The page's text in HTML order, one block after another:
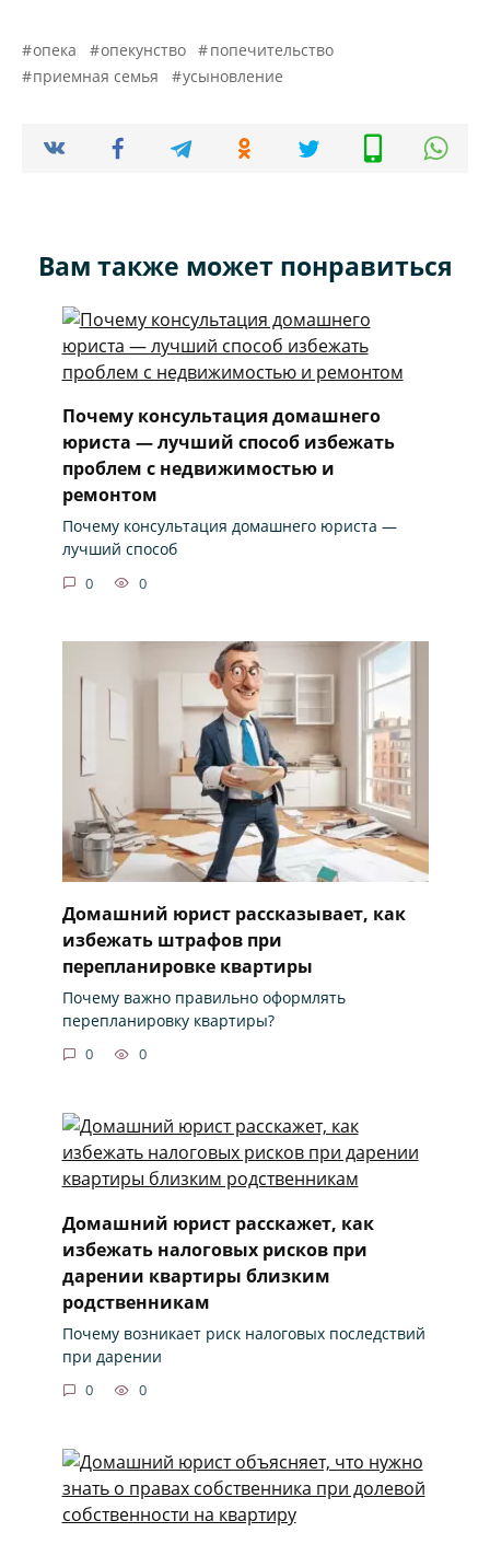
опека опекунство
попечительство
приемная семья
усыновление
Вам также может понравиться
Почему консультация домашнего
юриста — лучший способ избежать
проблем с недвижимостью и
ремонтом
Почему консультация домашнего юриста —
лучший способ
0 0
Домашний юрист рассказывает, как
избежать штрафов при
перепланировке квартиры
Почему важно правильно оформлять
перепланировку квартиры?
0 0
Домашний юрист расскажет, как
избежать налоговых рисков при
дарении квартиры близким
родственникам
Почему возникает риск налоговых последствий
при дарении
0 0